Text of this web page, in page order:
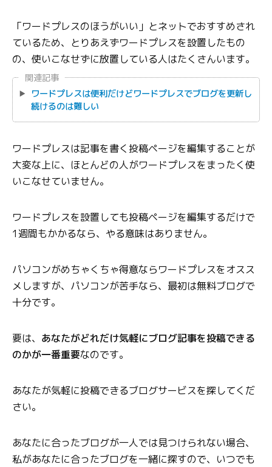
「ワードプレスのほうがいい」とネットでおすすめされ
ているため、とりあえずワードプレスを設置したもの
の、使いこなせずに放置している人はたくさんいます。
関連記事
ワードプレスは便利だけどワードプレスでブログを更新し
続けるのは難しい
ワードプレスは記事を書く投稿ページを編集することが
大変な上に、ほとんどの人がワードプレスをまったく使
いこなせていません。
ワードプレスを設置しても投稿ページを編集するだけで
1週間もかかるなら、やる意味はありません。
パソコンがめちゃくちゃ得意ならワードプレスをオスス
メしますが、パソコンが苦手なら、最初は無料ブログで
十分です。
要は、 あなたがどれだけ気軽にブログ記事を投稿できる
のかが一番重要なのです。
あなたが気軽に投稿できるブログサービスを探してくだ
さい。
あなたに合ったブログが一人では見つけられない場合、
私があなたに合ったブログを一緒に探すので、いつでも